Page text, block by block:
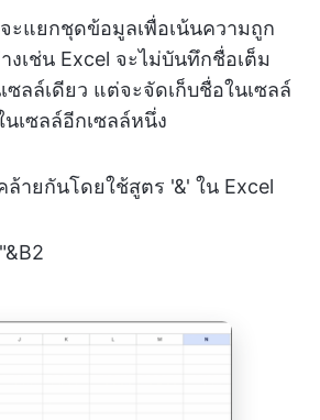
ะแยกชุดข้อมูลเพื่อเน้นความถูก
งเช่น Excel จะไม่บันทึกชื่อเต็ม
ซลล์เดียว แต่จะจัดเก็บชื่อในเซลล์
เซลล์อีกเซลล์หนึ่ง
ายกันโดยใช้สูตร '&' ใน Excel